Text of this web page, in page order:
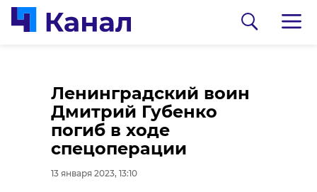
Ленинградский воин
Дмитрий Губенко
погиб в ходе
спецоперации
13 января 2023, 13:10
В Шлиссельбургской
школе появился
класс ГИМС МЧС
России
13 января 2023, 12:24